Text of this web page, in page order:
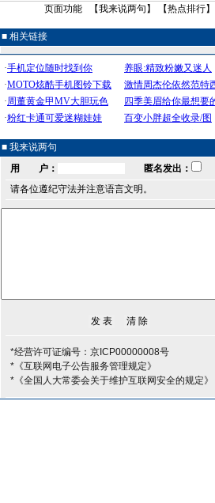
页面功能 【我来说两句 】 【热点排行
■ 相关链接
■ 我来说两句
用 户：
匿名发出：
请各位遵纪守法并注意语言文明。
*经营许可证编号：京ICP00000008号
*《互联网电子公告服务管理规定》
*《全国人大常委会关于维护互联网安全的规定》